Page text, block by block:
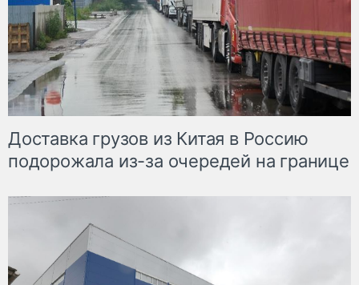
Доставка грузов из Китая в Россию
подорожала из-за очередей на границе